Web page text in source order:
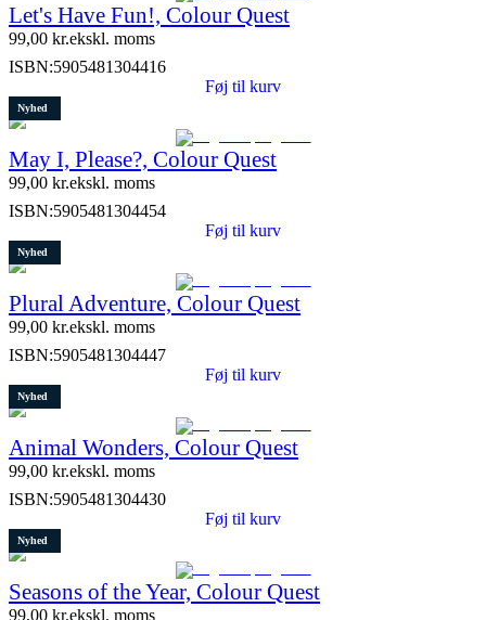
Let's Have Fun!, Colour Quest
99,00 kr.ekskl. moms
ISBN:5905481304416
Føj til kurv
Nyhed
May I, Please?, Colour Quest
99,00 kr.ekskl. moms
ISBN:5905481304454
Føj til kurv
Nyhed
Plural Adventure, Colour Quest
99,00 kr.ekskl. moms
ISBN:5905481304447
Føj til kurv
Nyhed
Animal Wonders, Colour Quest
99,00 kr.ekskl. moms
ISBN:5905481304430
Føj til kurv
Nyhed
Seasons of the Year, Colour Quest
99,00 kr.ekskl. moms